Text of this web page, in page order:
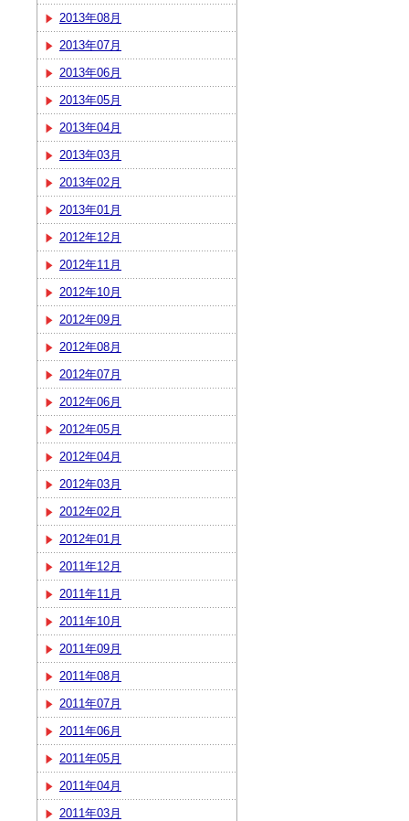
2013年08月
2013年07月
2013年06月
2013年05月
2013年04月
2013年03月
2013年02月
2013年01月
2012年12月
2012年11月
2012年10月
2012年09月
2012年08月
2012年07月
2012年06月
2012年05月
2012年04月
2012年03月
2012年02月
2012年01月
2011年12月
2011年11月
2011年10月
2011年09月
2011年08月
2011年07月
2011年06月
2011年05月
2011年04月
2011年03月